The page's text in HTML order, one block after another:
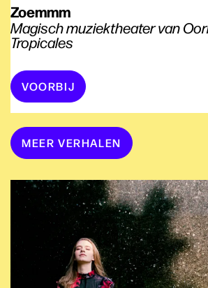
Zoemmm
Magisch muziektheater van
Tropicales
VOORBIJ
MEER VERHALEN